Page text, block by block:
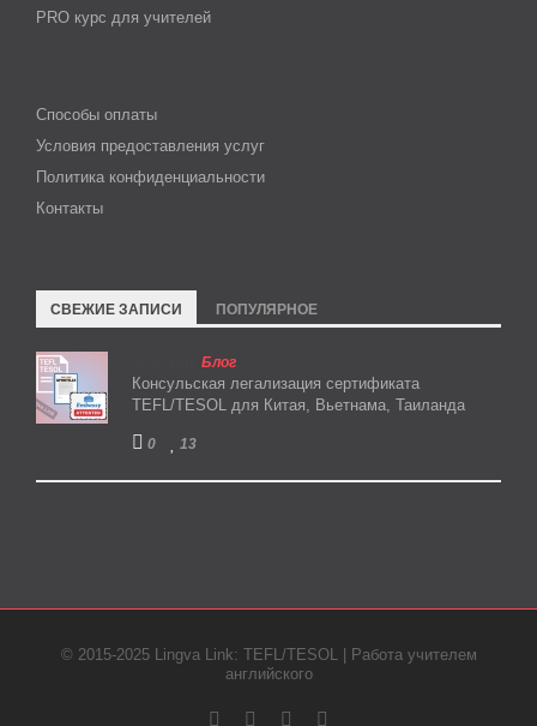
PRO курс для учителей
Способы оплаты
Условия предоставления услуг
Политика конфиденциальности
Контакты
СВЕЖИЕ ЗАПИСИ ПОПУЛЯРНОЕ
Блог
Консульская легализация сертификата
TEFL/TESOL для Китая, Вьетнама, Таиланда
0 13
© 2015-2025 Lingva Link: TEFL/TESOL | Работа учителем
английского